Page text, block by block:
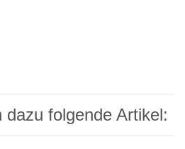
dazu folgende Artikel: